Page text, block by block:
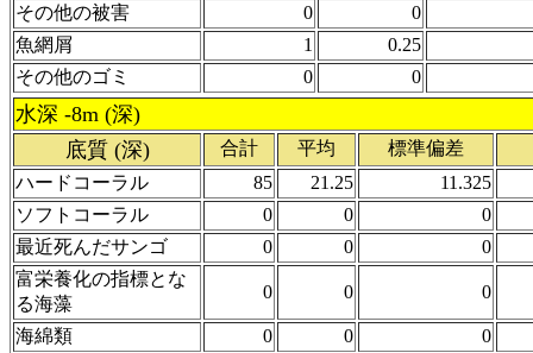
その他の被害
0
0
魚網屑
1
0.25
その他のゴミ
0 0
水深 -8m (深)
底質 (深)
合計 平均
標準偏差
ハードコーラル
85 21.25
11.325
ソフトコーラル
0 0
0
最近死んだサンゴ
0 0
0
富栄養化の指標とな
る海藻
0 0 0
海綿類 0 0
0